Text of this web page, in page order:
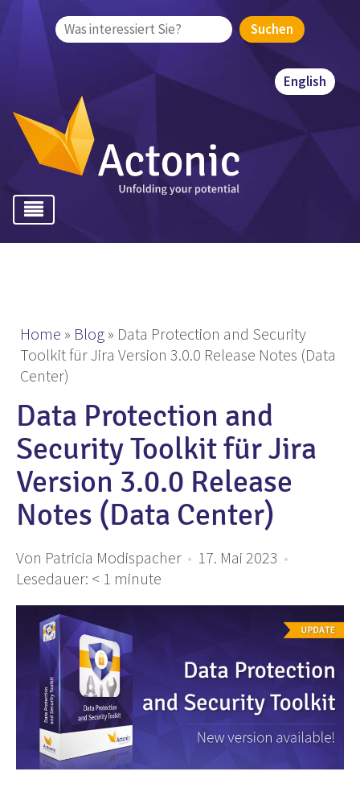
English
Suchen
Home » Blog » Data Protection and Security
Toolkit für Jira Version 3.0.0 Release Notes (Data
Center)
Data Protection and
Security Toolkit für Jira
Version 3.0.0 Release
Notes (Data Center)
Von Patricia Modispacher • 17. Mai 2023 •
Lesedauer: < 1 minute